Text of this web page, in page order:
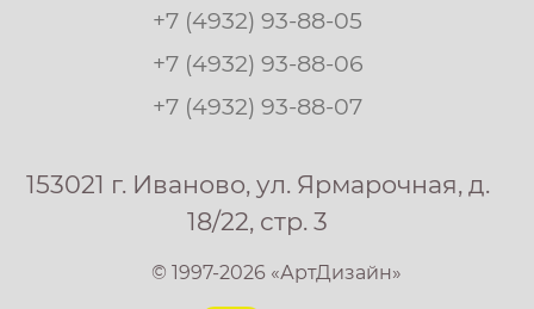
+7 (4932) 93-88-05
+7 (4932) 93-88-06
+7 (4932) 93-88-07
153021 г. Иваново, ул. Ярмарочная, д.
18/22, стр. 3
© 1997-2026 «АртДизайн»